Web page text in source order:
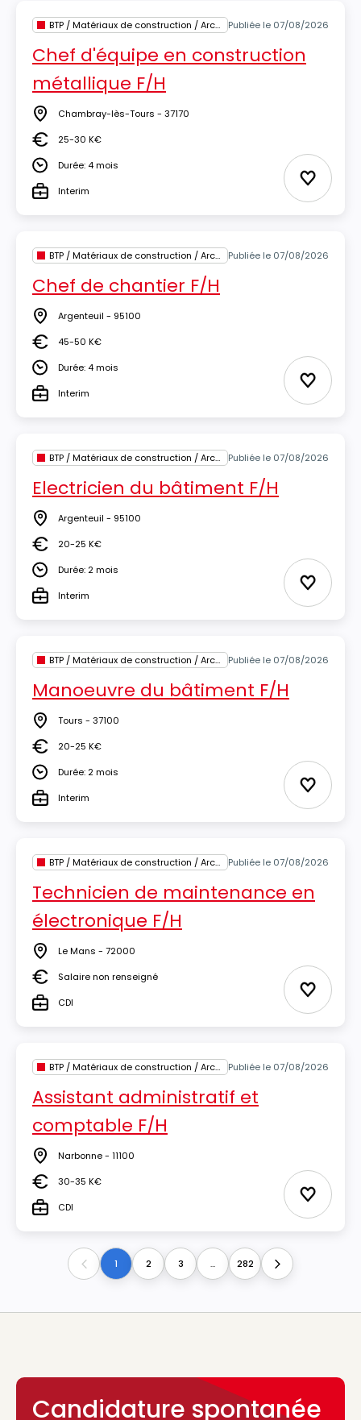
BTP / Matériaux de construction / Architecture Publiée le 07/08/2026
Chef d'équipe en construction
métallique F/H
Lieu Chambray-lès-Tours - 37170
Salaire25-30 K€
DuréeDurée: 4 mois
TypeInterim Ajouter
BTP / Matériaux de construction / Architecture Publiée le 07/08/2026
Chef de chantier F/H
Lieu Argenteuil - 95100
Salaire45-50 K€
DuréeDurée: 4 mois
TypeInterim Ajouter
BTP / Matériaux de construction / Architecture Publiée le 07/08/2026
Electricien du bâtiment F/H
Lieu Argenteuil - 95100
Salaire20-25 K€
DuréeDurée: 2 mois
TypeInterim Ajouter
BTP / Matériaux de construction / Architecture Publiée le 07/08/2026
Manoeuvre du bâtiment F/H
Lieu Tours - 37100
Salaire20-25 K€
DuréeDurée: 2 mois
TypeInterim Ajouter
BTP / Matériaux de construction / Architecture Publiée le 07/08/2026
Technicien de maintenance en
électronique F/H
Lieu Le Mans - 72000
SalaireSalaire non renseigné
TypeCDI Ajouter
BTP / Matériaux de construction / Architecture Publiée le 07/08/2026
Assistant administratif et
comptable F/H
Lieu Narbonne - 11100
Salaire30-35 K€
TypeCDI Ajouter
Previous1 2 3 ... 282 Next
Candidature spontanée